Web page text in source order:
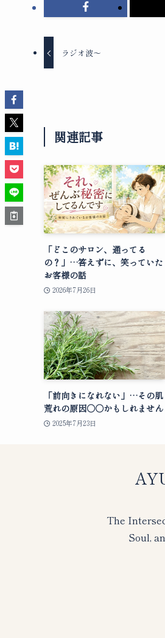
ラジオ波～
関連記事
「どこのサロン、通ってる
の？」…答えずに、笑っていた
お客様の話
2026年7月26日
「前向きになれない」…その肌
荒れの原因○○かもしれません
2025年7月23日
The
Soul,